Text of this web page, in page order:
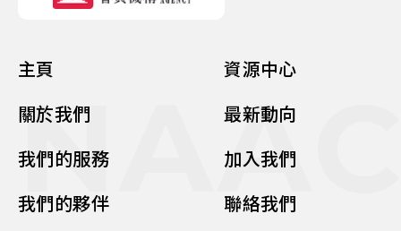
主頁
關於我們
我們的服務
我們的夥伴
資源中心
最新動向
加入我們
聯絡我們